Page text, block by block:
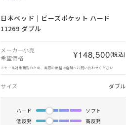
日本ベッド｜ビーズポケット ハード
11269 ダブル
メーカー小売
希望価格
¥148,500(税込)
※セール対象商品のため、実際の価格は店舗へお問い合わせください
サイズ ダブル
ハード
ソフト
低反発
高反発